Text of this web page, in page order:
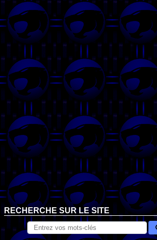
RECHERCHE SUR LE SITE